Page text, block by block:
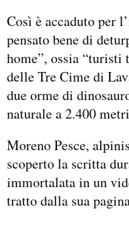
Così è accaduto per
pensato bene di
home”, ossia “turisti
delle Tre Cime di
due orme di
naturale a 2.400
Moreno Pesce,
scoperto la scritta
immortalata in un
tratto dalla sua